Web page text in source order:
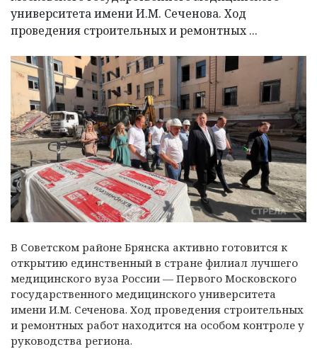
университета имени И.М. Сеченова. Ход
проведения строительных и ремонтных ...
В Советском районе Брянска активно готовится к
открытию единственный в стране филиал лучшего
медицинского вуза России — Первого Московского
государственного медицинского университета
имени И.М. Сеченова. Ход проведения строительных
и ремонтных работ находится на особом контроле у
руководства региона.